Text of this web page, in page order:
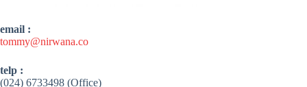
email :
tommy@nirwana.co
telp :
(024) 6733498 (Office)